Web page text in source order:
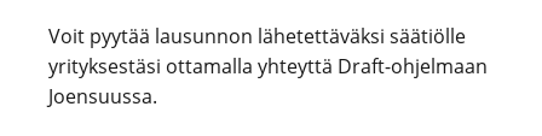
Voit pyytää lausunnon lähetettäväksi säätiölle
yrityksestäsi ottamalla yhteyttä Draft-ohjelmaan
Joensuussa.